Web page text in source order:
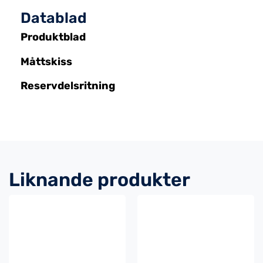
Datablad
Produktblad
Måttskiss
Reservdelsritning
Liknande produkter